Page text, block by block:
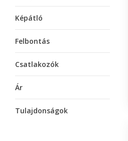
Képátló
Felbontás
Csatlakozók
Ár
Tulajdonságok